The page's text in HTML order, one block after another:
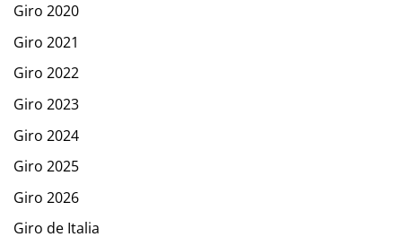
Giro 2020
Giro 2021
Giro 2022
Giro 2023
Giro 2024
Giro 2025
Giro 2026
Giro de Italia